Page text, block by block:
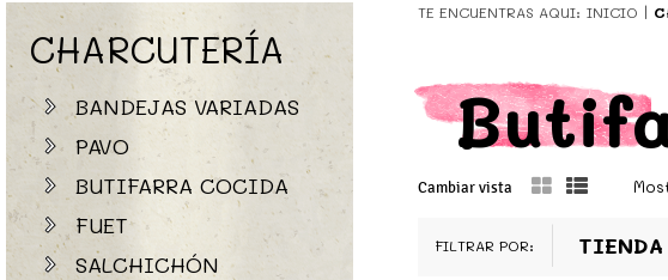
TE ENCUENTRAS AQUI: INICIO
Cambiar vista
FILTRAR POR: TIENDA
CHARCUTERÍA
BANDEJAS VARIADAS
PAVO
BUTIFARRA COCIDA
FUET
SALCHICHÓN